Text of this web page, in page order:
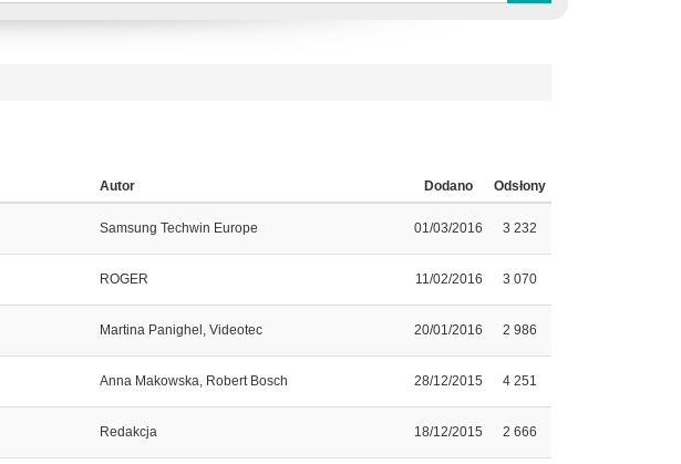
Autor Dodano Odsłony
Samsung Techwin Europe 01/03/2016 3 232
ROGER 11/02/2016 3 070
Martina Panighel, Videotec 20/01/2016 2 986
Anna Makowska, Robert Bosch 28/12/2015 4 251
Redakcja 18/12/2015 2 666